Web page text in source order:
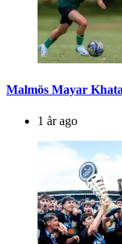
Malmös Mayar
1 år ago